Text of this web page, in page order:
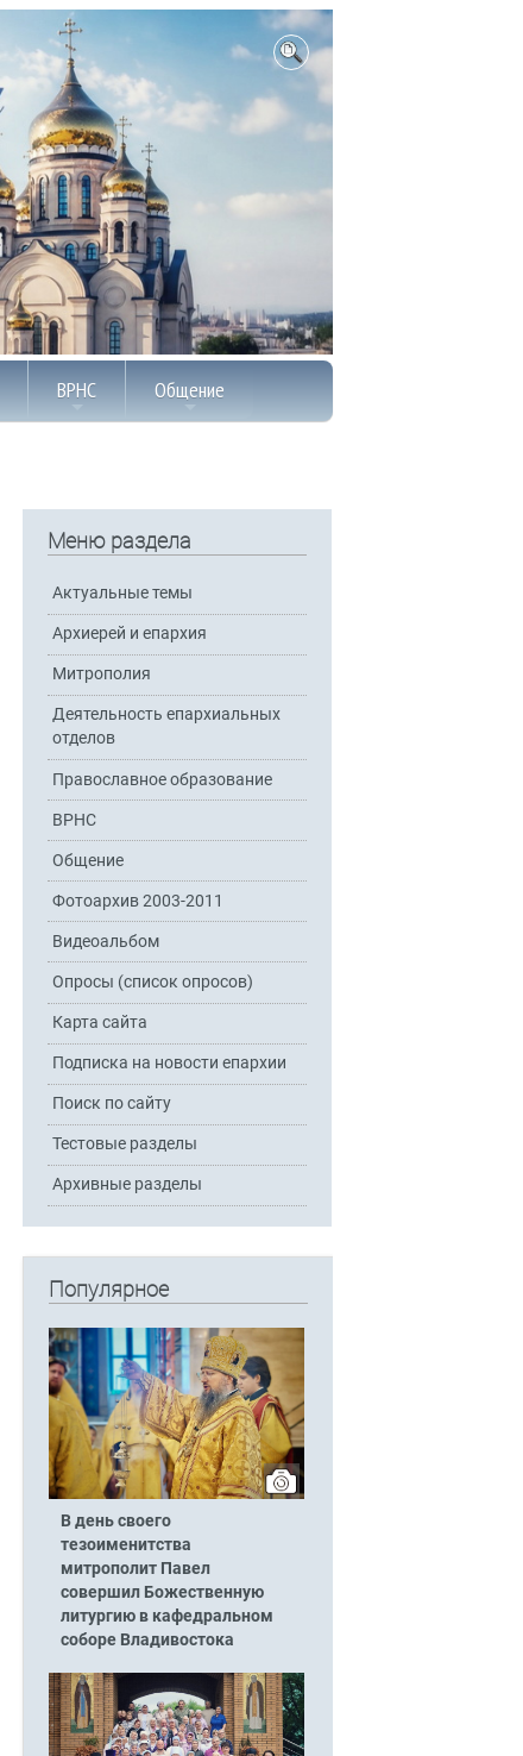
ВРНС Общение
Меню раздела
Актуальные темы
Архиерей и епархия
Митрополия
Деятельность епархиальных
отделов
Православное образование
ВРНС
Общение
Фотоархив 2003-2011
Видеоальбом
Опросы (список опросов)
Карта сайта
Подписка на новости епархии
Поиск по сайту
Тестовые разделы
Архивные разделы
Популярное
В день своего
тезоименитства
митрополит Павел
совершил Божественную
литургию в кафедральном
соборе Владивостока